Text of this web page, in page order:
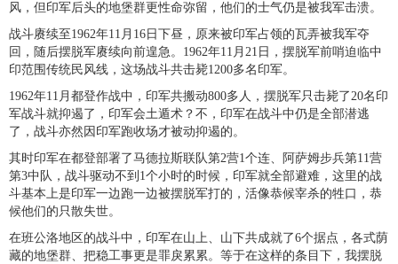
风，但印军后头的地堡群更性命弥留，他们的士气仍是被我军击溃。
战斗赓续至1962年11月16日下昼，原来被印军占领的瓦弄被我军夺
回，随后摆脱军赓续向前遑急。1962年11月21日，摆脱军前哨迫临中
印范围传统民风线，这场战斗共击毙1200多名印军。
1962年11月都登作战中，印军共搬动800多人，摆脱军只击毙了20名印
军战斗就抑遏了，印军会土遁术？不，印军在战斗中仍是全部潜逃
了，战斗亦然因印军跑收场才被动抑遏的。
其时印军在都登部署了马德拉斯联队第2营1个连、阿萨姆步兵第11营
第3中队，战斗驱动不到1个小时的时候，印军就全部避难，这里的战
斗基本上是印军一边跑一边被摆脱军打的，活像恭候宰杀的牲口，恭
候他们的只散失世。
在班公洛地区的战斗中，印军在山上、山下共成就了6个据点，各式荫
藏的地堡群、把稳工事更是罪戾累累。等于在这样的条目下，我摆脱